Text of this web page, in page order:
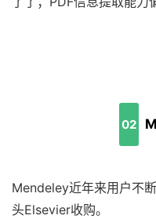
02
Mendeley近年来用户不
头Elsevier收购。